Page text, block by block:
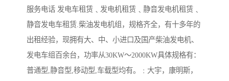
服务电话 发电车租赁﹑发电机租赁﹑静音发电机租赁﹑
静音发电车租赁.柴油发电机组，规格齐全，有十多年的
出租经验，现拥有大、中、小进口及国产柴油发电机、
发电车组百余台，功率从30KW～2000KW具体规格有：
普通型,静音型,移动型,车载型均有。﹕大宇，康明斯，